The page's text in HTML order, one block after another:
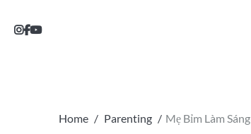
Home Parenting Mẹ Bỉm Làm